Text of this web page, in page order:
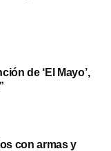
de ‘El Mayo’,
con armas y